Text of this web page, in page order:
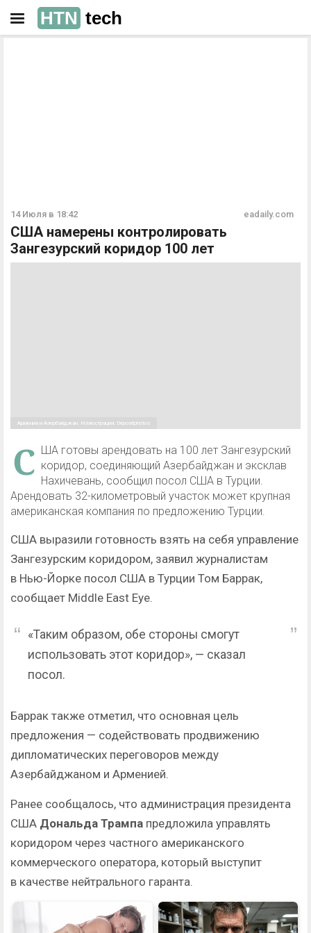
HTN tech
14 Июля в 18:42 eadaily.com
США намерены контролировать
Зангезурский коридор 100 лет
Армения и Азербайджан. Иллюстрация: Depositphotos
С ША готовы арендовать на 100 лет Зангезурский
коридор, соединяющий Азербайджан и эксклав
Нахичевань, сообщил посол США в Турции.
Арендовать 32-километровый участок может крупная
американская компания по предложению Турции.
США выразили готовность взять на себя управление
Зангезурским коридором, заявил журналистам
в Нью-Йорке посол США в Турции Том Баррак,
сообщает Middle East Eye.
«Таким образом, обе стороны смогут
использовать этот коридор», — сказал
посол.
Баррак также отметил, что основная цель
предложения — содействовать продвижению
дипломатических переговоров между
Азербайджаном и Арменией.
Ранее сообщалось, что администрация президента
США Дональда Трампа предложила управлять
коридором через частного американского
коммерческого оператора, который выступит
в качестве нейтрального гаранта.